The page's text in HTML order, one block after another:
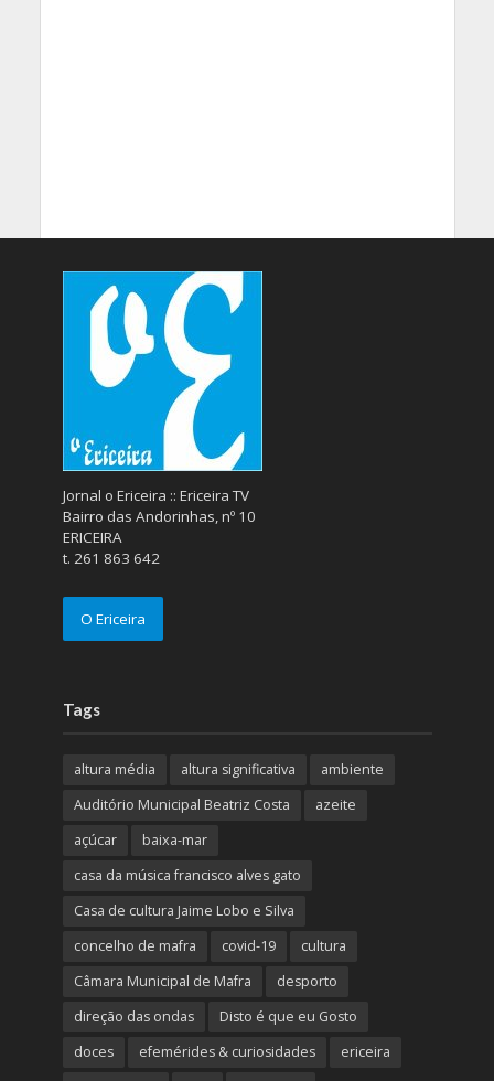
Jornal o Ericeira :: Ericeira TV
Bairro das Andorinhas, nº 10
ERICEIRA
t. 261 863 642
O Ericeira
Tags
altura média altura significativa
ambiente
Auditório Municipal Beatriz Costa
azeite
açúcar
baixa-mar
casa da música francisco alves gato
Casa de cultura Jaime Lobo e Silva
concelho de mafra
covid-19
cultura
Câmara Municipal de Mafra
desporto
direção das ondas
Disto é que eu Gosto
doces
efemérides & curiosidades
ericeira